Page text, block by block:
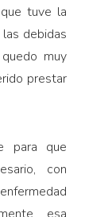
tuve la
debidas
muy
prestar
para que
con